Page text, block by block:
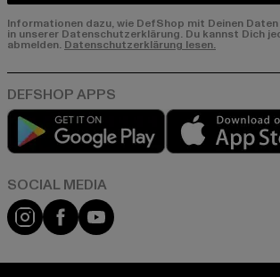
Informationen dazu, wie DefShop mit Deinen
in unserer Datenschutzerklärung. Du kannst Dich
abmelden. Datenschutzerklärung lesen.
Play market
Instagram
FacebookYouTube